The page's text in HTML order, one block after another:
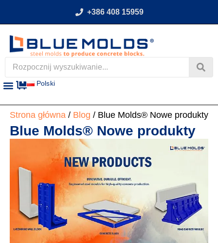
+386 408 15959
Polski
Strona główna / Blog / Blue Molds® Nowe produkty
Blue Molds® Nowe produkty